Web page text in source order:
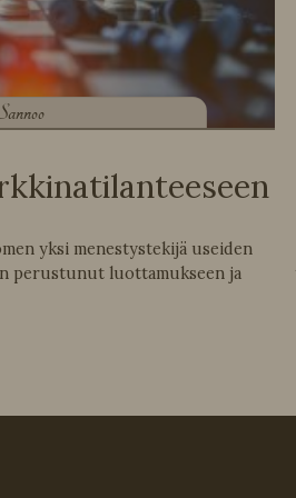
yksi menestystekijä useiden
perustunut luottamukseen ja